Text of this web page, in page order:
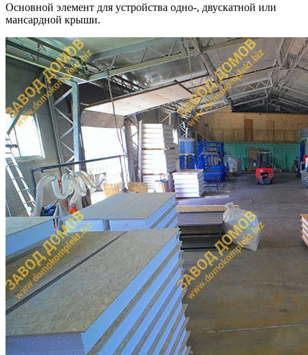
Основной элемент для устройства одно-, двускатной или
мансардной крыши.